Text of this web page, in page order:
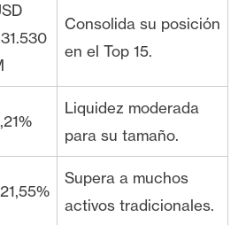
Consolida su posición
en el Top 15.
Liquidez moderada
para su tamaño.
Supera a muchos
activos tradicionales.